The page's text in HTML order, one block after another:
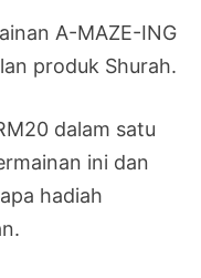
A-MAZE-ING
produk Shurah.
dalam satu
ini dan
hadiah